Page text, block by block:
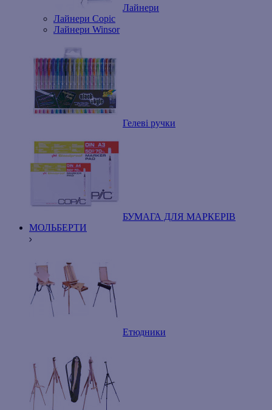
Лайнери
Лайнери Copic
Лайнери Winsor
Гелеві ручки
БУМАГА ДЛЯ МАРКЕРІВ
МОЛЬБЕРТИ
Етюдники